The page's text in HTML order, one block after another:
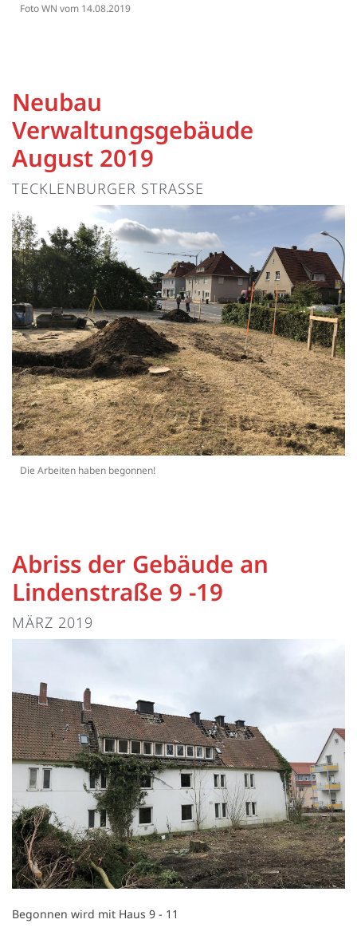
Foto WN vom 14.08.2019
Neubau
Verwaltungsgebäude
August 2019
TECKLENBURGER STRASSE
Die Arbeiten haben begonnen!
Abriss der Gebäude an
Lindenstraße 9 -19
MÄRZ 2019
Begonnen wird mit Haus 9 - 11